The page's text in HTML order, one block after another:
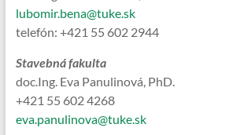
lubomir.bena@tuke.sk
telefón: +421 55 602 2944
Stavebná fakulta
doc.Ing. Eva Panulinová, PhD.
+421 55 602 4268
eva.panulinova@tuke.sk